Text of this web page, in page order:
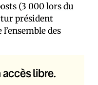
(3 000 lors du
président
des
libre.